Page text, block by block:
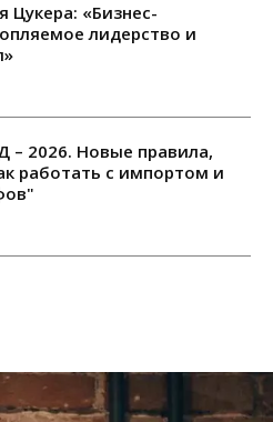
Цукера: «Бизнес-
лидерство и
– 2026. Новые правила,
работать с импортом и